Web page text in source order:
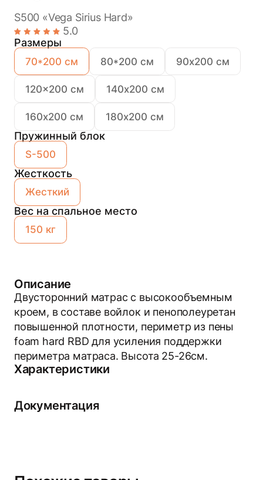
S500 «Vega Sirius Hard»
5.0
Размеры
70*200 см 80*200 см 90х200 см
120x200 см 140х200 см
160х200 см 180х200 см
Пружинный блок
S-500
Жесткость
Жесткий
Вес на спальное место
150 кг
Описание
Двусторонний матрас с высокообъемным
кроем, в составе войлок и пенополеуретан
повышенной плотности, периметр из пены
foam hard RBD для усиления поддержки
периметра матраса. Высота 25-26см.
Характеристики
Документация